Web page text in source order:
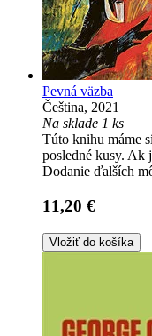
Pevná väzba
Čeština, 2021
Na sklade 1 ks
Túto knihu máme
posledné kusy. Ak
Dodanie ďalších
11,20 €
Vložiť do košíka